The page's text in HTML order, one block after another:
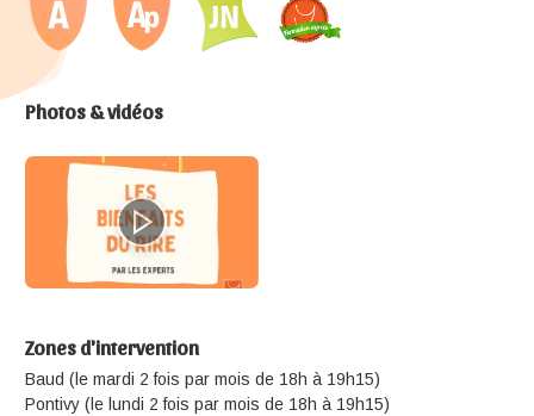
Photos & vidéos
Zones d'intervention
Baud (le mardi 2 fois par mois de 18h à 19h15)
Pontivy (le lundi 2 fois par mois de 18h à 19h15)